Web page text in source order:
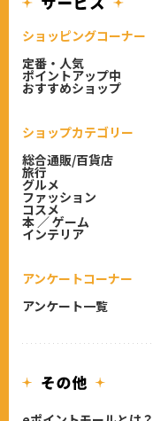
ショッピングコーナー
定番・人気
ポイントアップ中
おすすめショップ
アンケートコーナー
アンケート一覧
ショップカテゴリー
総合通販/百貨店
旅行
グルメ
ファッション
コスメ
本 ／ ゲーム
インテリア